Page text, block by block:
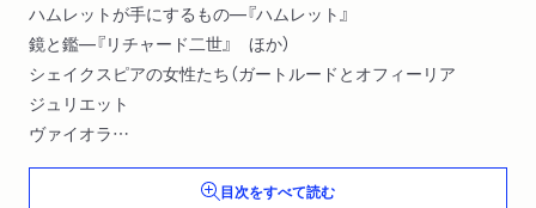
ハムレットが手にするもの―『ハムレット』
鏡と鑑―『リチャード二世』 ほか）
シェイクスピアの女性たち（ガートルードとオフィーリア
ジュリエット
ヴァイオラ
ノーと言える女たち
目次をすべて読む